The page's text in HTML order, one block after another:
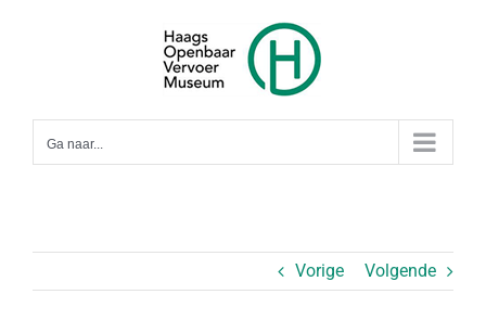
Ga naar...
Vorige Volgende